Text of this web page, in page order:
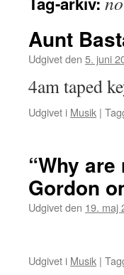
Aunt
Udgivet den 5. juni
4am taped
Udgivet i Musik |
“Why
Gordon
Udgivet den 19. maj
Udgivet i Musik |